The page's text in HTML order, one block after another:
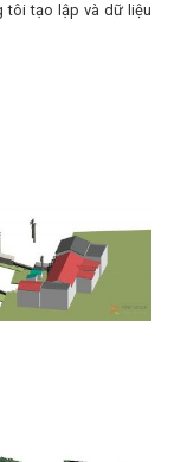
tôi tạo lập và dữ liệu